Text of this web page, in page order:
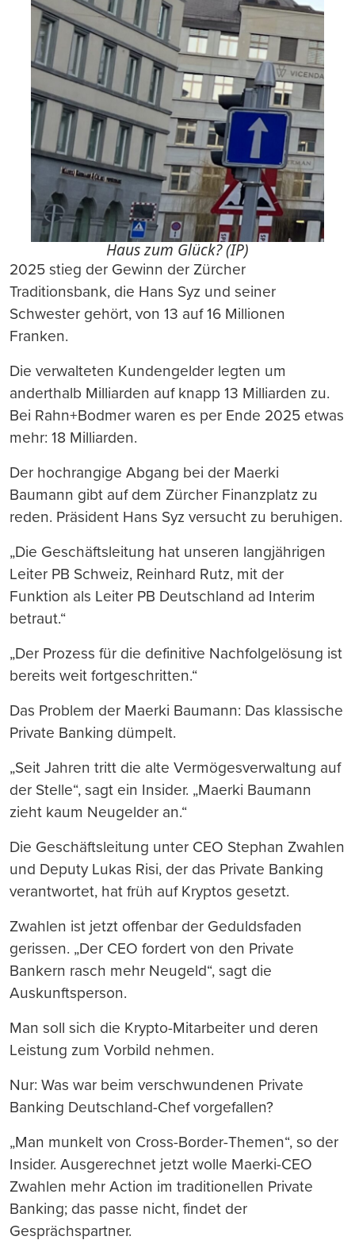
Haus zum Glück? (IP)
2025 stieg der Gewinn der Zürcher
Traditionsbank, die Hans Syz und seiner
Schwester gehört, von 13 auf 16 Millionen
Franken.
Die verwalteten Kundengelder legten um
anderthalb Milliarden auf knapp 13 Milliarden zu.
Bei Rahn+Bodmer waren es per Ende 2025 etwas
mehr: 18 Milliarden.
Der hochrangige Abgang bei der Maerki
Baumann gibt auf dem Zürcher Finanzplatz zu
reden. Präsident Hans Syz versucht zu beruhigen.
„Die Geschäftsleitung hat unseren langjährigen
Leiter PB Schweiz, Reinhard Rutz, mit der
Funktion als Leiter PB Deutschland ad Interim
betraut.“
„Der Prozess für die definitive Nachfolgelösung ist
bereits weit fortgeschritten.“
Das Problem der Maerki Baumann: Das klassische
Private Banking dümpelt.
„Seit Jahren tritt die alte Vermögesverwaltung auf
der Stelle“, sagt ein Insider. „Maerki Baumann
zieht kaum Neugelder an.“
Die Geschäftsleitung unter CEO Stephan Zwahlen
und Deputy Lukas Risi, der das Private Banking
verantwortet, hat früh auf Kryptos gesetzt.
Zwahlen ist jetzt offenbar der Geduldsfaden
gerissen. „Der CEO fordert von den Private
Bankern rasch mehr Neugeld“, sagt die
Auskunftsperson.
Man soll sich die Krypto-Mitarbeiter und deren
Leistung zum Vorbild nehmen.
Nur: Was war beim verschwundenen Private
Banking Deutschland-Chef vorgefallen?
„Man munkelt von Cross-Border-Themen“, so der
Insider. Ausgerechnet jetzt wolle Maerki-CEO
Zwahlen mehr Action im traditionellen Private
Banking; das passe nicht, findet der
Gesprächspartner.